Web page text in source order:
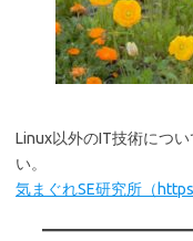
Linux以外のIT技術につ
い。
気まぐれSE研究所（